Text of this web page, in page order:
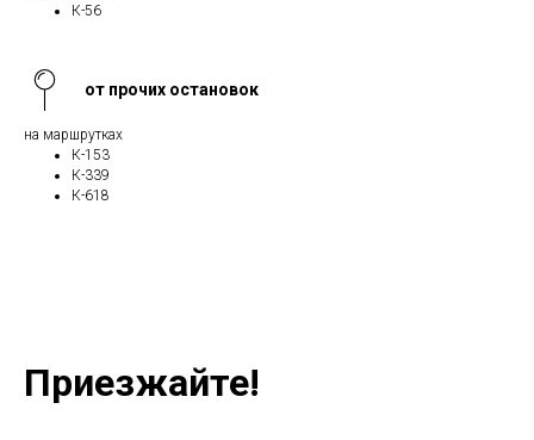
К-56
от прочих остановок
на маршрутках
К-153
К-339
К-618
Приезжайте!